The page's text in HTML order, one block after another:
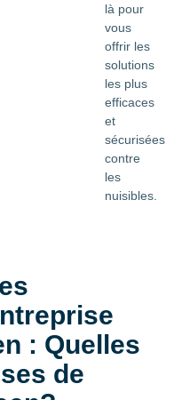
là pour
vous
offrir les
solutions
les plus
efficaces
et
sécurisées
contre
les
nuisibles.
: Quelles
de